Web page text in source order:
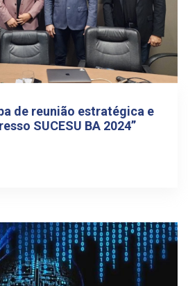
de reunião estratégica e
SUCESU BA 2024”